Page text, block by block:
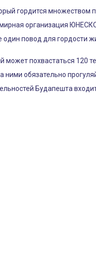
гордится
организация
повод для гордости
может похвастаться 120
ними обязательно
Будапешта